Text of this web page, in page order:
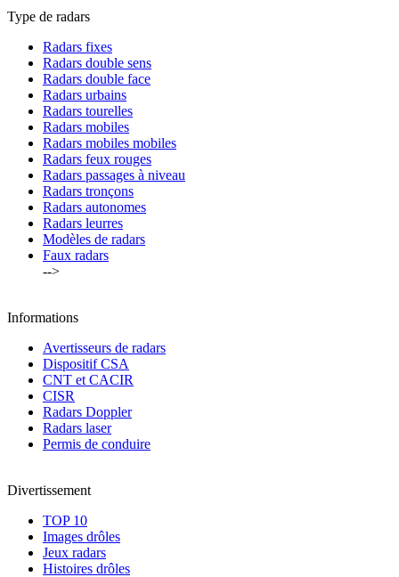
Type de radars
Radars fixes
Radars double sens
Radars double face
Radars urbains
Radars tourelles
Radars mobiles
Radars mobiles mobiles
Radars feux rouges
Radars passages à niveau
Radars tronçons
Radars autonomes
Radars leurres
Modèles de radars
Faux radars
-->
Informations
Avertisseurs de radars
Dispositif CSA
CNT et CACIR
CISR
Radars Doppler
Radars laser
Permis de conduire
Divertissement
TOP 10
Images drôles
Jeux radars
Histoires drôles